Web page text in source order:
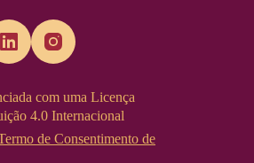
com uma Licença
4.0 Internacional
de Consentimento de